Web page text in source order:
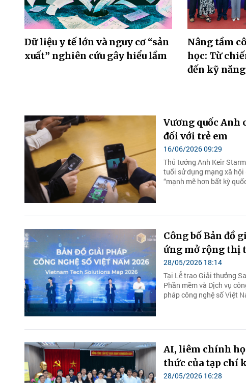
Dữ liệu y tế lớn và nguy cơ “sản
xuất” nghiên cứu gây hiểu lầm
Nâng tầm
học: Từ
đến kỹ
Vương quốc Anh
đối với trẻ em
16/06/2026 09:29
Thủ tướng Anh Keir
tuổi sử dụng mạng xã hội
“mạnh mẽ hơn bất kỳ
Công bố Bản đồ
ứng mở rộng thị
28/05/2026 18:14
Tại Lễ trao Giải thưởng
Phần mềm và Dịch vụ
pháp công nghệ số Việt
AI, liêm chính
thức của tạp chí
28/05/2026 16:28